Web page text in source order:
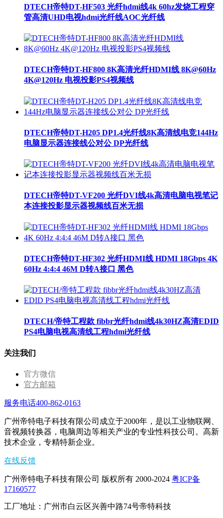
DTECH帝特DT-HF503 光纤hdmi线4k 60hz发烧工程穿
管高清UHD电视hdmi光纤线AOC光纤线
DTECH帝特DT-HF800 8K高清光纤HDMI线 8K@60Hz
4K@120Hz 电视投影PS4视频线
DTECH帝特DT-H205 DP1.4光纤线8K高清线电竞144Hz
电脑显示器连接线公对公 DP光纤线
DTECH帝特DT-VF200 光纤DVI线4k高清电脑电视笔记
本连接投影显示器视频线百米无损
DTECH帝特DT-HF302 光纤HDMI线 HDMI 18Gbps 4K
60Hz 4:4:4 46M D转A接口 黑色
DTECH/帝特工程款 fibbr光纤hdmi线4k30HZ高清EDID
PS4电脑电视高清线工程hdmi光纤线
关注我们
官方微信
官方邮箱
服务电话400-862-0163
广州帝特电子科技有限公司成立于2000年，是以工业物联网、
音视频转换器，电脑周边等相关产业的专业性科技公司。高新
技术企业，专精特新企业。
在线反馈
广州帝特电子科技有限公司 版权所有 2000-2024 粤ICP备
17160577
工厂地址：广州市白云区兴善中路74号帝特科技